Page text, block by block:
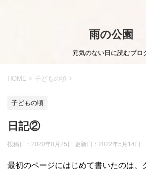
雨の公園
元気のない日に読むブロ
HOME > 子どもの頃 >
子どもの頃
日記②
投稿日：2020年8月25日 更新日： 2022年5月14日
最初のページにはじめて書いたのは、